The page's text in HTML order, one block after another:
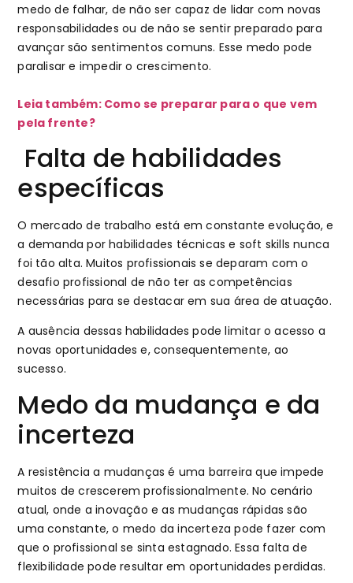
medo de falhar, de não ser capaz de lidar com novas
responsabilidades ou de não se sentir preparado para
avançar são sentimentos comuns. Esse medo pode
paralisar e impedir o crescimento.
Leia também: Como se preparar para o que vem
pela frente?
Falta de habilidades
específicas
O mercado de trabalho está em constante evolução, e
a demanda por habilidades técnicas e soft skills nunca
foi tão alta. Muitos profissionais se deparam com o
desafio profissional de não ter as competências
necessárias para se destacar em sua área de atuação.
A ausência dessas habilidades pode limitar o acesso a
novas oportunidades e, consequentemente, ao
sucesso.
Medo da mudança e da
incerteza
A resistência a mudanças é uma barreira que impede
muitos de crescerem profissionalmente. No cenário
atual, onde a inovação e as mudanças rápidas são
uma constante, o medo da incerteza pode fazer com
que o profissional se sinta estagnado. Essa falta de
flexibilidade pode resultar em oportunidades perdidas.